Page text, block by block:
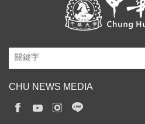
CHU NEWS MEDIA